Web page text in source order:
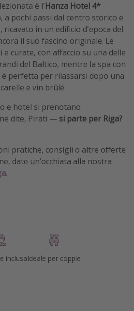
è l'Hanza Hotel 4*
a pochi passi dal centro storico e
ricavato in un edificio d'epoca del
il suo fascino originale. Le
e curate, con affaccio su una delle
del Baltico, mentre la spa con
perfetta per rilassarsi dopo una
e vin brûlé.
e hotel si prenotano
dite, Pirati — si parte per Riga?
pratiche, consigli o altre offerte
date un’occhiata alla nostra
inclusaIdeale per coppie